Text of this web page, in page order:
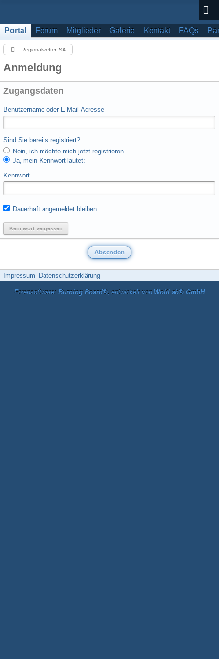
Portal Forum Mitglieder Galerie Kontakt FAQs
Regionalwetter-SA
Anmeldung
Zugangsdaten
Benutzername oder E-Mail-Adresse
Sind Sie bereits registriert?
Nein, ich möchte mich jetzt registrieren.
Ja, mein Kennwort lautet:
Kennwort
Dauerhaft angemeldet bleiben
Kennwort vergessen
Impressum Datenschutzerklärung
Forensoftware: Burning Board®, entwickelt von WoltLab® GmbH